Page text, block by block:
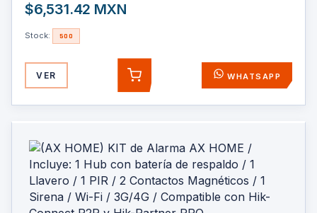
$6,531.42 MXN
Stock: 500
VER AGREGAR WHATSAPP